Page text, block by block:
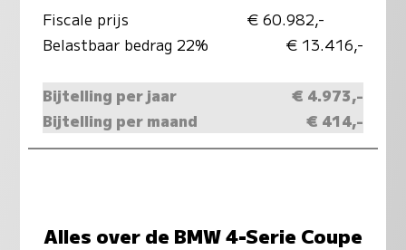
Fiscale prijs
€ 60.982,-
Belastbaar bedrag 22%
€ 13.416,-
Bijtelling per jaar
€ 4.973,-
Bijtelling per maand
€ 414,-
Alles over de BMW 4-Serie Coupe